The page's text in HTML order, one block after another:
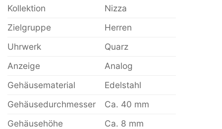
Kollektion
Nizza
Zielgruppe
Herren
Uhrwerk
Quarz
Anzeige
Analog
Gehäusematerial
Edelstahl
Gehäusedurchmesser
Ca. 40 mm
Gehäusehöhe
Ca. 8 mm